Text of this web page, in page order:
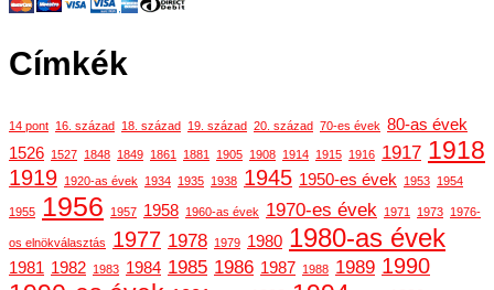
Címkék
14 pont 16. század 18. század 19. század 20. század 70-es évek 80-as évek
1526 1527 1848 1849 1861 1881 1905 1908 1914 1915 1916 1917 1918
1919 1920-as évek 1934 1935 1938 1945 1950-es évek 1953 1954
1955 1956 1957 1958 1960-as évek 1970-es évek 1971 1973 1976-
os elnökválasztás 1977 1978 1979 1980 1980-as évek
1981 1982 1983 1984 1985 1986 1987 1988 1989 1990